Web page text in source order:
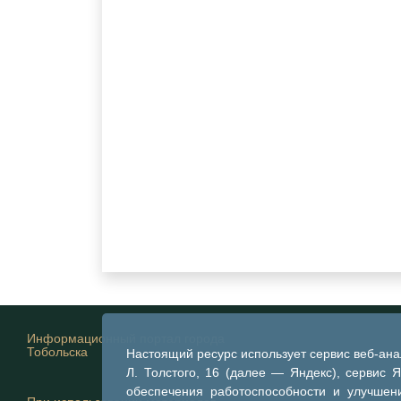
Настоящий ресурс использует сервис веб-
Л. Толстого, 16 (далее — Яндекс), сервис
обеспечения работоспособности и
Информационный портал города
Тобольска